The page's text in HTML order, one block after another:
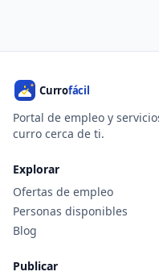
Portal de empleo y
curro cerca de ti.
Explorar
Ofertas de empleo
Personas disponibles
Blog
Publicar